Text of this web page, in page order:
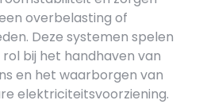
overbelasting of
Deze systemen spelen
bij het handhaven van
en het waarborgen van
elektriciteitsvoorziening.